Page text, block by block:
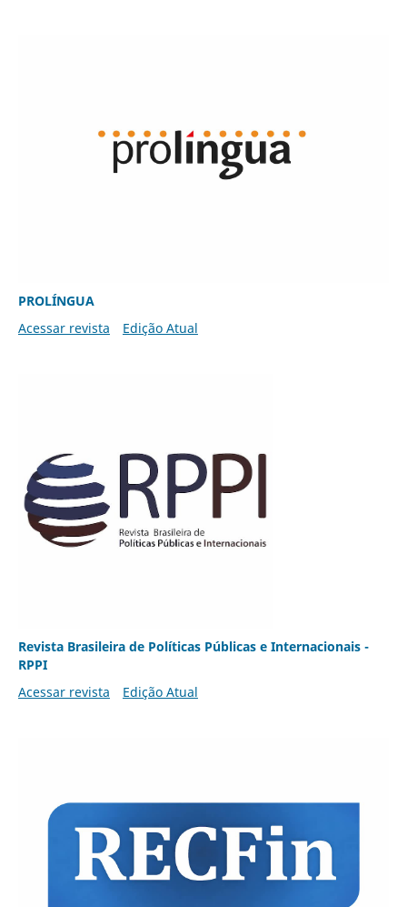
PROLÍNGUA
Acessar revista
Edição Atual
Revista Brasileira de Políticas Públicas e Internacionais -
RPPI
Acessar revista
Edição Atual